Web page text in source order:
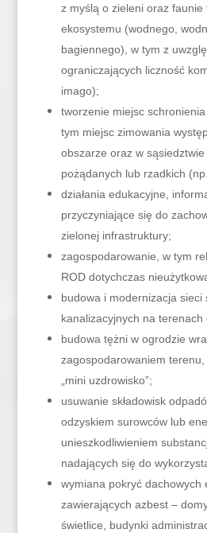
z myślą o zieleni oraz faunie
ekosystemu (wodnego,
bagiennego), w tym z
ograniczających liczność
imago);
tworzenie miejsc
tym miejsc zimowania
obszarze oraz w
pożądanych lub rzadkich
działania edukacyjne,
przyczyniające się do
zielonej infrastruktury;
zagospodarowanie, w tym
ROD dotychczas
budowa i modernizacja sieci
kanalizacyjnych na terenach
budowa tężni w ogrodzie
zagospodarowaniem terenu,
„mini uzdrowisko”;
usuwanie składowisk
odzyskiem surowców lub
unieszkodliwieniem
nadających się do
wymiana pokryć dachowych
zawierających azbest – domy
świetlice, budynki